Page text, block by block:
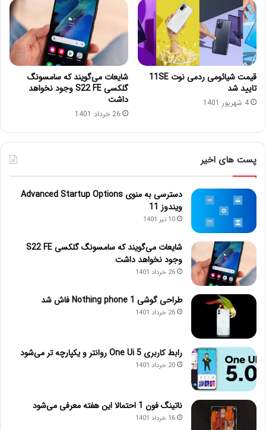
قیمت شیائومی ردمی نوت 11SE
تایید شد
4 شهریور 1401
شایعات می‌گویند که سامسونگ
گلکسی S22 FE وجود نخواهد
داشت
26 خرداد 1401
پست های اخیر
دسترسی به منوی Advanced Startup Options
ویندوز 11
10 تیر 1401
شایعات می‌گویند که سامسونگ گلکسی S22 FE
وجود نخواهد داشت
26 خرداد 1401
طراحی گوشی Nothing phone 1 فاش شد
26 خرداد 1401
رابط کاربری One Ui 5 روانتر و یکپارچه تر می‌شود
20 خرداد 1401
ناتینگ فون 1 احتمالا این هفته معرفی می‌شود
16 خرداد 1401